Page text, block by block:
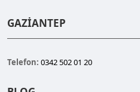
GAZİANTEP
Telefon: 0342 502 01 20